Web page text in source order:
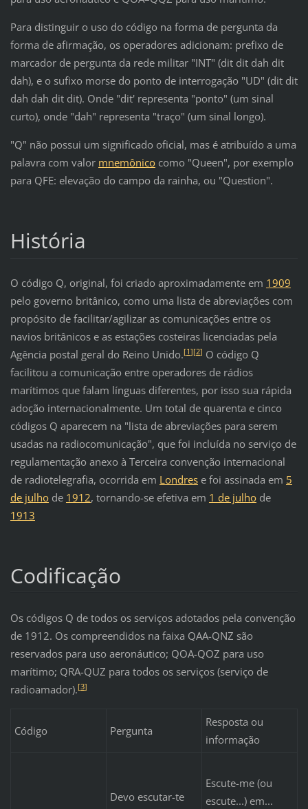
Para distinguir o uso do código na forma de pergunta da
forma de afirmação, os operadores adicionam: prefixo de
marcador de pergunta da rede militar "INT" (dit dit dah dit
dah), e o sufixo morse do ponto de interrogação "UD" (dit dit
dah dah dit dit). Onde "dit' representa "ponto" (um sinal
curto), onde "dah" representa "traço" (um sinal longo).
"Q" não possui um significado oficial, mas é atribuído a uma
palavra com valor mnemônicocomo "Queen", por exemplo
para QFE: elevação do campo da rainha, ou "Question".
História
O código Q, original, foi criado aproximadamente em 1909
pelo governo britânico, como uma lista de abreviações com
propósito de facilitar/agilizar as comunicações entre os
navios britânicos e as estações costeiras licenciadas pela
Agência postal geral do Reino Unido.[1][2] O código Q
facilitou a comunicação entre operadores de rádios
marítimos que falam línguas diferentes, por isso sua rápida
adoção internacionalmente. Um total de quarenta e cinco
códigos Q aparecem na "lista de abreviações para serem
usadas na radiocomunicação", que foi incluída no serviço de
regulamentação anexo à Terceira convenção internacional
de radiotelegrafia, ocorrida em Londrese foi assinada em 5
de julhode 1912, tornando-se efetiva em 1 de julhode
1913
Codificação
Os códigos Q de todos os serviços adotados pela convenção
de 1912. Os compreendidos na faixa QAA-QNZ são
reservados para uso aeronáutico; QOA-QOZ para uso
marítimo; QRA-QUZ para todos os serviços (serviço de
radioamador).[3]
Código Pergunta
Resposta ou
informação
Devo escutar-te
Escute-me (ou
escute...) em...